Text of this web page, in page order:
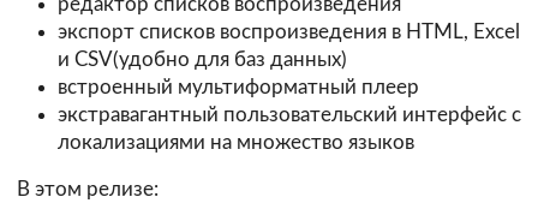
экспорт списков воспроизведения в HTML, Excel
и CSV(удобно для баз данных)
встроенный мультиформатный плеер
экстравагантный пользовательский интерфейс с
локализациями на множество языков
В этом релизе: